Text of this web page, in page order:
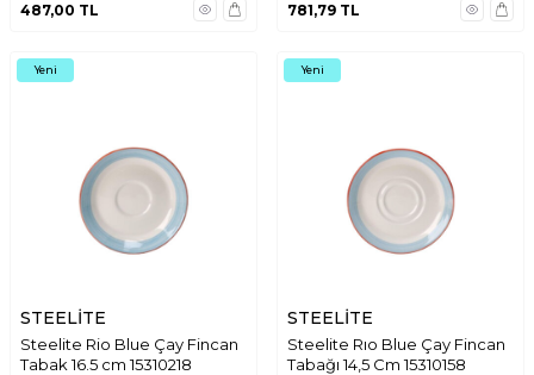
487,00 TL 781,79 TL
Yeni
STEELİTE
Steelite Rio Blue Çay Fincan
Tabak 16.5 cm 15310218
Yeni
STEELİTE
Steelite Rıo Blue Çay Fincan
Tabağı 14,5 Cm 15310158